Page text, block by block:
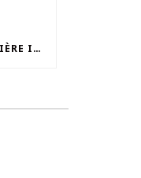
RENFORCEMENT DE LA FILIÈRE INDUSTRIELLE FRANÇAISE ET EUROPÉENNE DE LA SANTÉ